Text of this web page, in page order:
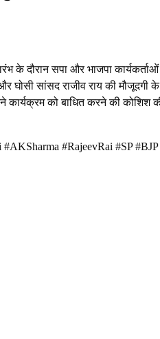
के दौरान सपा और भाजपा
सांसद राजीव राय की मौजूदगी के
को बाधित करने की कोशिश
#RajeevRai #SP